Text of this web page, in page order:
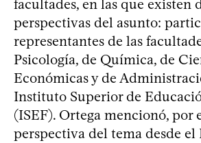
facultades, en las que existen
perspectivas del asunto:
representantes de las
Psicología, de Química, de
Económicas y de
Instituto Superior de
(ISEF). Ortega mencionó, por
perspectiva del tema desde el